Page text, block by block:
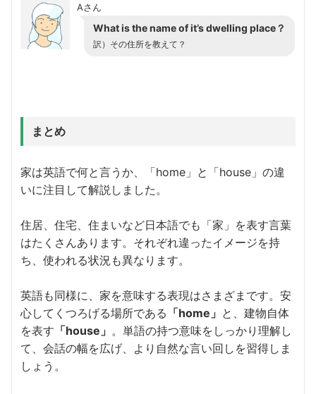
Aさん
What is the name of it’s dwelling place？
訳）その住所を教えて？
まとめ
家は英語で何と言うか、「home」と「house」の違
いに注目して解説しました。
住居、住宅、住まいなど日本語でも「家」を表す言葉
はたくさんあります。それぞれ違ったイメージを持
ち、使われる状況も異なります。
英語も同様に、家を意味する表現はさまざまです。安
心してくつろげる場所である 「home 」 と、建物自体
を表す 「house 」 。単語の持つ意味をしっかり理解し
て、会話の幅を広げ、より自然な言い回しを習得しま
しょう。